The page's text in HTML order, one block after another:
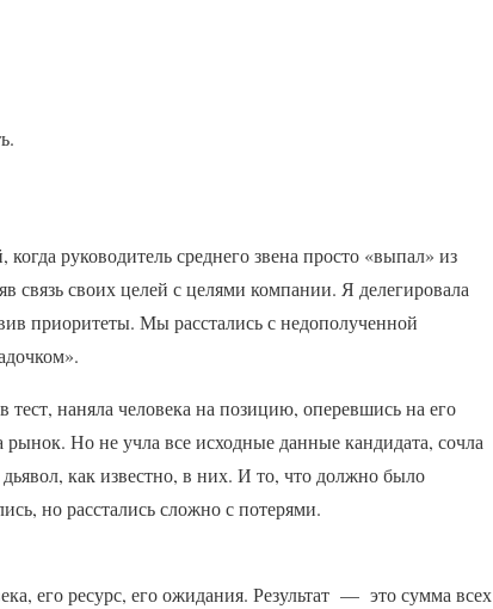
руководитель среднего звена просто «выпал» из
своих целей с целями компании. Я делегировала
приоритеты. Мы расстались с недополученной
наняла человека на позицию, оперевшись на его
Но не учла все исходные данные кандидата, сочла
как известно, в них. И то, что должно было
но расстались сложно с потерями.
его ресурс, его ожидания. Результат — это сумма всех